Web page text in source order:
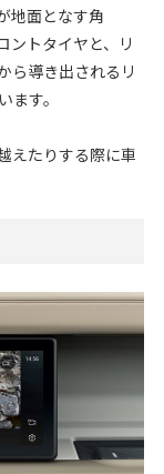
地面となす角
ントタイヤと、リ
ら導き出されるリ
す。
えたりする際に車